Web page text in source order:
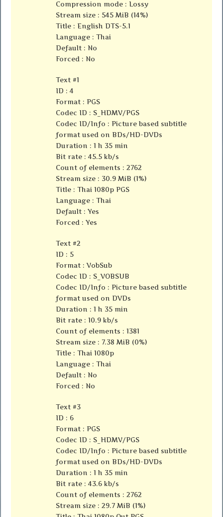
Compression mode : Lossy
Stream size : 545 MiB (14%)
Title : English DTS-5.1
Language : Thai
Default : No
Forced : No
Text #1
ID : 4
Format : PGS
Codec ID : S_HDMV/PGS
Codec ID/Info : Picture based subtitle
format used on BDs/HD-DVDs
Duration : 1 h 35 min
Bit rate : 45.5 kb/s
Count of elements : 2762
Stream size : 30.9 MiB (1%)
Title : Thai 1080p PGS
Language : Thai
Default : Yes
Forced : Yes
Text #2
ID : 5
Format : VobSub
Codec ID : S_VOBSUB
Codec ID/Info : Picture based subtitle
format used on DVDs
Duration : 1 h 35 min
Bit rate : 10.9 kb/s
Count of elements : 1381
Stream size : 7.38 MiB (0%)
Title : Thai 1080p
Language : Thai
Default : No
Forced : No
Text #3
ID : 6
Format : PGS
Codec ID : S_HDMV/PGS
Codec ID/Info : Picture based subtitle
format used on BDs/HD-DVDs
Duration : 1 h 35 min
Bit rate : 43.6 kb/s
Count of elements : 2762
Stream size : 29.7 MiB (1%)